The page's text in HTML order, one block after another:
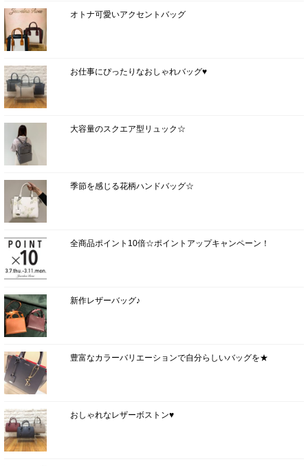
オトナ可愛いアクセントバッグ
お仕事にぴったりなおしゃれバッグ♥
大容量のスクエア型リュック☆
季節を感じる花柄ハンドバッグ☆
全商品ポイント10倍☆ポイントアップキャンペーン！
新作レザーバッグ♪
豊富なカラーバリエーションで自分らしいバッグを★
おしゃれなレザーボストン♥